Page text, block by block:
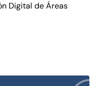
Digital de Áreas